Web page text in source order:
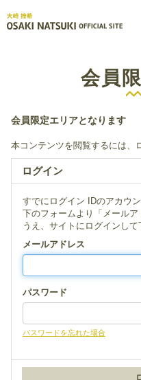
会員
会員限定エリアとなります
本コンテンツを閲覧するには、
ログイン
すでにログイン IDのアカウ
下のフォームより「メール
うえ、サイトにログインして
メールアドレス
パスワード
パスワードを忘れた場合